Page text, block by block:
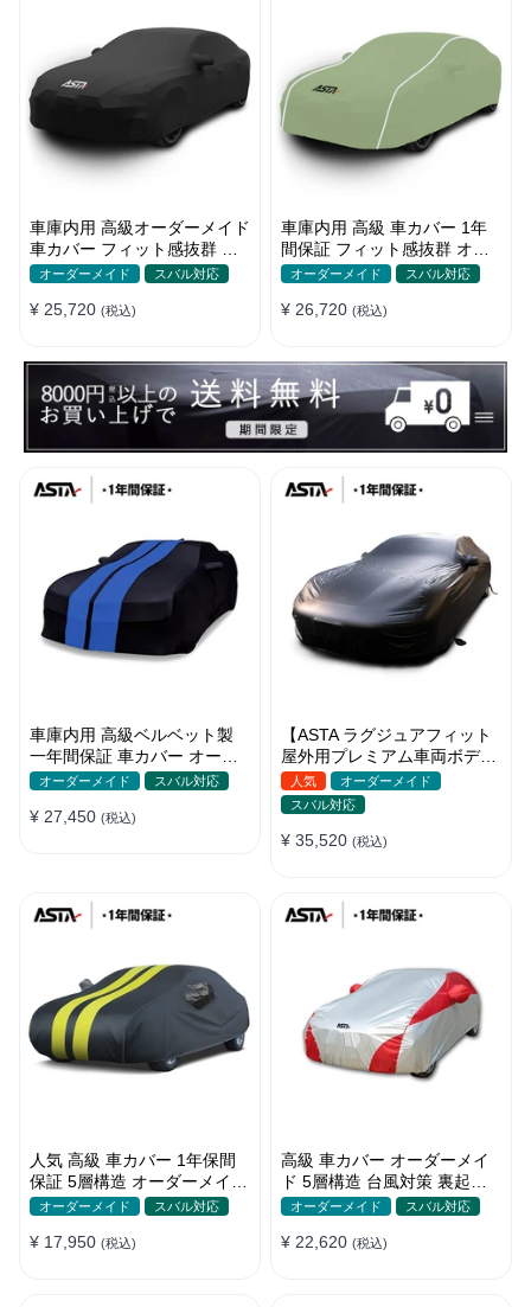
車庫内用 高級オーダーメイド
車カバー フィット感抜群 水
洗いOK 防塵防汚 傷防止 おし
オーダーメイド スバル対応
¥ 25,720 (税込)
車庫内用 高級 車カバー 1年
間保証 フィット感抜群 オー
ダーメイド 水洗いOK おしゃ
オーダーメイド スバル対応
¥ 26,720 (税込)
車庫内用 高級ベルベット製
一年間保証 車カバー オーダ
ーメイド 水洗いOK 防塵防汚
オーダーメイド スバル対応
¥ 27,450 (税込)
【ASTA ラグジュアフィット
屋外用プレミアム車両ボディ
カバー】オーダーメイド PU
レザー 車カバー 裏起毛 防水
防風 耐久性
人気
オーダーメイド
スバル対応
¥ 35,520 (税込)
人気 高級 車カバー 1年保間
保証 5層構造 オーダーメイド
裏起毛 台風対策 防水 コーデ
オーダーメイド スバル対応
¥ 17,950 (税込)
高級 車カバー オーダーメイ
ド 5層構造 台風対策 裏起毛
車種専用 コーディング保護
オーダーメイド スバル対応
¥ 22,620 (税込)